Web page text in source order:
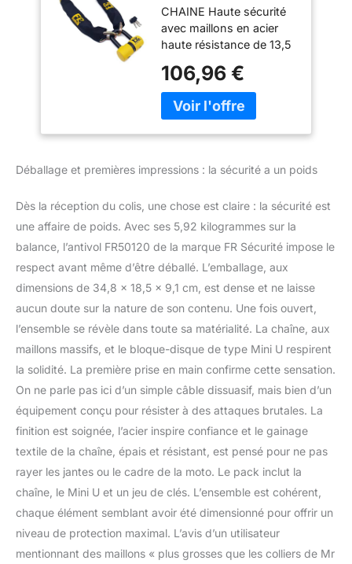
Bloque Disque
Moto Mini U ø13.5,
120cm Homologué
Classe SRA, Antivol
Robuste Haute
Sécurité et
Polyvalent pour
Motocyclette,
Ancrage, Parking
CHAINE Haute sécurité
avec maillons en acier
haute résistance de 13,5
mesure 120 cm de long.
De par sa robustesse et
sa résistance, la chaîne a
une housse textile
véhicule des rayures.
CADENAS Mini U de
grande sécurité et
spécialement conçu pour
les motos. La fourche a
un diamètre de 18 mm et
les terminaisons ont un
système de sécurité à
double verrouillage qui
bloque les deux
extrémités. Conçu en
acier haute résistance, il
intègre un boîtier en pvc
jaune très visible qui
dissuade les voleurs.
HOMOLOGUÉ Ensemble
de cadenas à chaîne et
disque de sécurité
homologué Classe SRA
par des laboratoires
indépendants et testé
106,96 €
Déballage et premières impressions : la sécurité a un poids
Dès la réception du colis, une chose est claire : la sécurité est
une affaire de poids. Avec ses 5,92 kilogrammes sur la
balance, l’antivol FR50120 de la marque FR Sécurité impose le
respect avant même d’être déballé. L’emballage, aux
dimensions de 34,8 x 18,5 x 9,1 cm, est dense et ne laisse
aucun doute sur la nature de son contenu. Une fois ouvert,
l’ensemble se révèle dans toute sa matérialité. La chaîne, aux
maillons massifs, et le bloque-disque de type Mini U respirent
la solidité. La première prise en main confirme cette sensation.
On ne parle pas ici d’un simple câble dissuasif, mais bien d’un
équipement conçu pour résister à des attaques brutales. La
finition est soignée, l’acier inspire confiance et le gainage
textile de la chaîne, épais et résistant, est pensé pour ne pas
rayer les jantes ou le cadre de la moto. Le pack inclut la
chaîne, le Mini U et un jeu de clés. L’ensemble est cohérent,
chaque élément semblant avoir été dimensionné pour offrir un
niveau de protection maximal. L’avis d’un utilisateur
mentionnant des maillons « plus grosses que les colliers de Mr